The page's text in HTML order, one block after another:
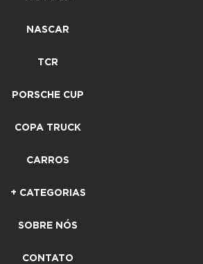
NASCAR
TCR
PORSCHE CUP
COPA TRUCK
CARROS
+ CATEGORIAS
SOBRE NÓS
CONTATO